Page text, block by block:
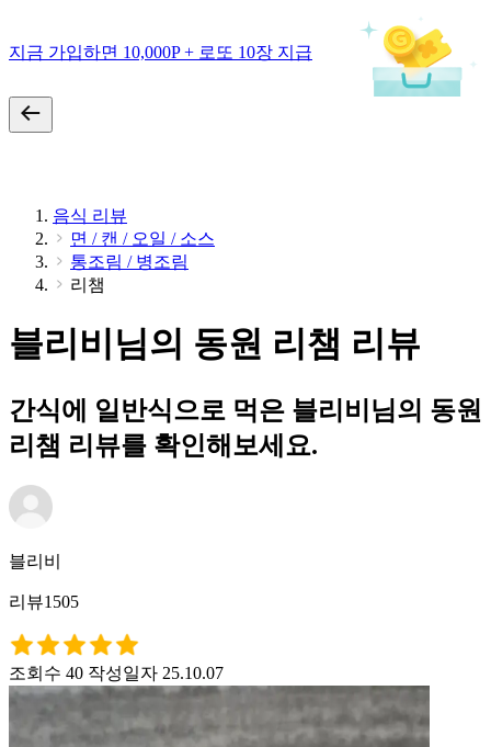
지금 가입하면 10,000P + 로또 10장 지급
음식 리뷰
면 / 캔 / 오일 / 소스
통조림 / 병조림
리챔
블리비님의 동원 리챔 리뷰
간식에 일반식으로 먹은 블리비님의 동원
리챔 리뷰를 확인해보세요.
블리비
리뷰1505
조회수 40 작성일자 25.10.07